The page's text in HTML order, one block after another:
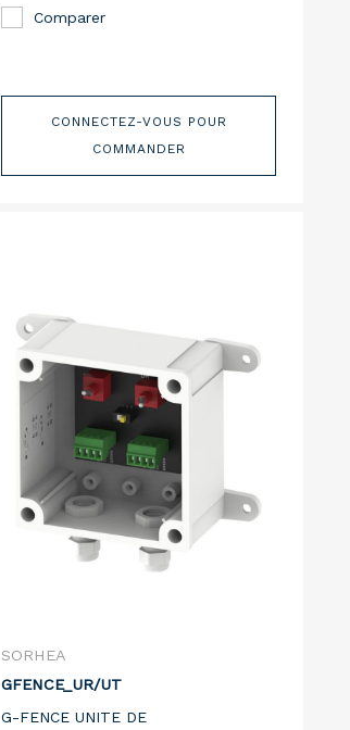
Comparer
CONNECTEZ-VOUS POUR
COMMANDER
SORHEA
GFENCE_UR/UT
G-FENCE UNITE DE